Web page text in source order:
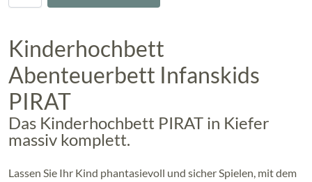
Kinderhochbett
Abenteuerbett Infanskids
PIRAT
Das Kinderhochbett PIRAT in Kiefer
massiv komplett.
Lassen Sie Ihr Kind phantasievoll und sicher Spielen, mit dem